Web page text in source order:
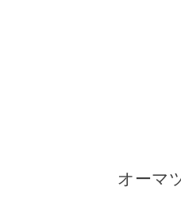
オーマ